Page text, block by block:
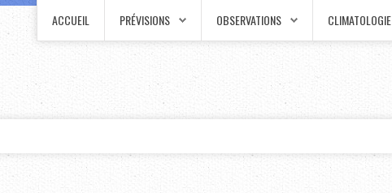
ACCUEIL PRÉVISIONS OBSERVATIONS CLIMATOLOGIE